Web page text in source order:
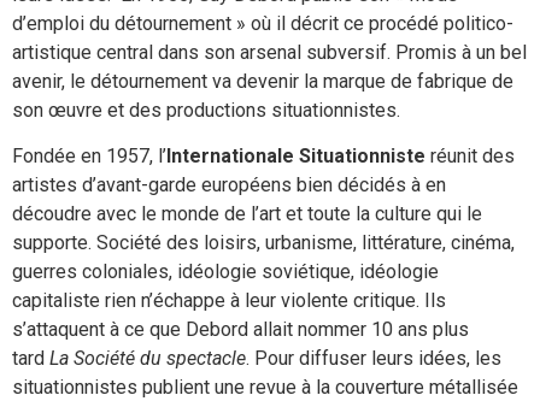
d’emploi du détournement » où il décrit ce procédé politico-
artistique central dans son arsenal subversif. Promis à un bel
avenir, le détournement va devenir la marque de fabrique de
son œuvre et des productions situationnistes.
Fondée en 1957, l’ Internationale Situationniste réunit des
artistes d’avant-garde européens bien décidés à en
découdre avec le monde de l’art et toute la culture qui le
supporte. Société des loisirs, urbanisme, littérature, cinéma,
guerres coloniales, idéologie soviétique, idéologie
capitaliste rien n’échappe à leur violente critique. Ils
s’attaquent à ce que Debord allait nommer 10 ans plus
tard La Société du spectacle. Pour diffuser leurs idées, les
situationnistes publient une revue à la couverture métallisée